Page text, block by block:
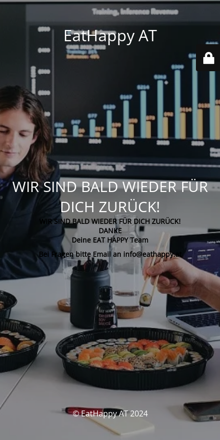
EatHappy AT
WIR SIND BALD WIEDER FÜR
DICH ZURÜCK!
WIR SIND BALD WIEDER FÜR DICH ZURÜCK!
DANKE
Deine EAT HAPPY Team
Bei Fragen bitte Email an info@eathappy.at
© EatHappy AT 2024